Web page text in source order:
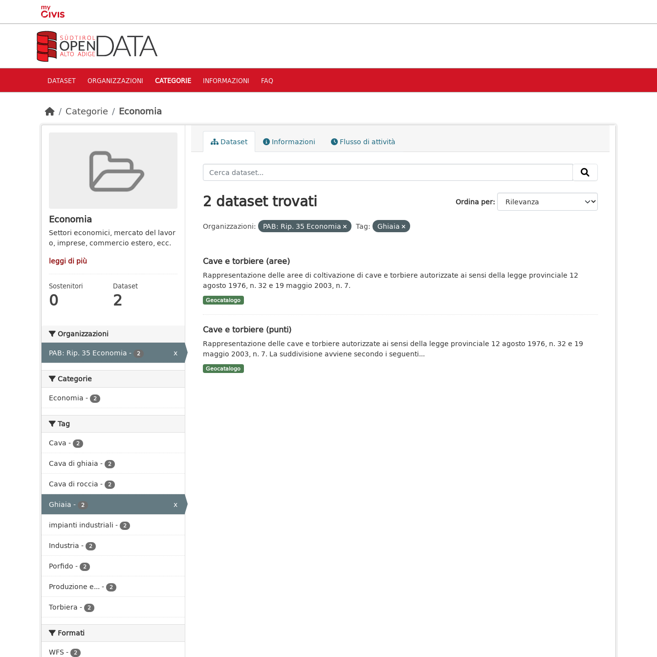
Skip to main content
DATASET ORGANIZZAZIONI CATEGORIE INFORMAZIONI FAQ
Categorie Economia
Economia
Settori economici, mercato del lavor
o, imprese, commercio estero, ecc.
leggi di più
Sostenitori
0
Dataset
2
Organizzazioni
PAB: Rip. 35 Economia - 2 x
Categorie
Economia - 2
Tag
Cava - 2
Cava di ghiaia - 2
Cava di roccia - 2
Ghiaia - 2
x
impianti industriali - 2
Industria - 2
Porfido - 2
Produzione e... - 2
Torbiera - 2
Formati
WFS - 2
Dataset Informazioni Flusso di attività
Ordina per
2 dataset trovati
Organizzazioni: PAB: Rip. 35 Economia Tag: Ghiaia
Cave e torbiere (aree)
Rappresentazione delle aree di coltivazione di cave e torbiere autorizzate ai sensi della legge provinciale 12
agosto 1976, n. 32 e 19 maggio 2003, n. 7.
Geocatalogo
Cave e torbiere (punti)
Rappresentazione delle cave e torbiere autorizzate ai sensi della legge provinciale 12 agosto 1976, n. 32 e 19
maggio 2003, n. 7. La suddivisione avviene secondo i seguenti...
Geocatalogo